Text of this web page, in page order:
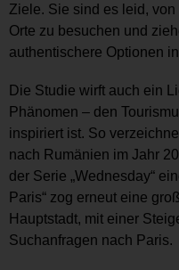
Ziele. Sie sind es leid,
Orte zu besuchen und
authentischere Optionen
Die Studie wirft auch ein
Phänomen – den
inspiriert ist. So
nach Rumänien im Jahr
der Serie „Wednesday“
Paris“ zog erneut eine
Hauptstadt, mit einer
Suchanfragen nach Paris.